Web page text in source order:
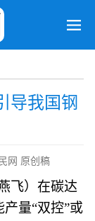
导我国钢
网 原创稿
飞）在碳达
量“双控”或